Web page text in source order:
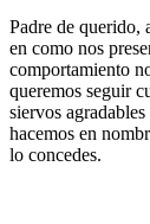
Padre de querido,
en como nos
comportamiento
queremos seguir
siervos
hacemos en
lo concedes.